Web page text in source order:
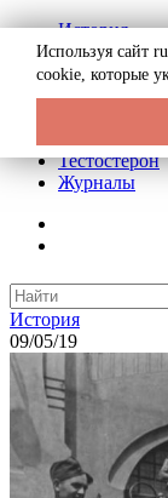
История
Биография
Криминал
Реклама на
Тестостерон
Журналы
История
09/05/19
Используя сайт
cookie, которые